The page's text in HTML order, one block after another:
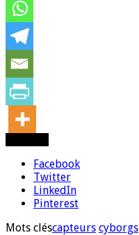
Facebook
Twitter
LinkedIn
Pinterest
Mots cléscapteurs cyborgs